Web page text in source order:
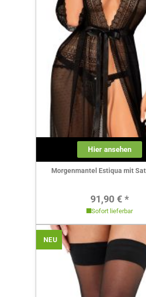
Hier ansehen
Morgenmantel Estiqua mit
Regulärer
91,90 € *
Sofort lieferbar
NEU